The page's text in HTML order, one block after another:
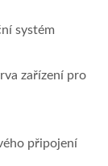
systém
zařízení pro
připojení